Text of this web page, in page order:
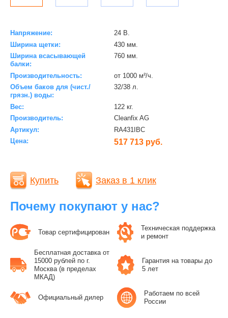
Напряжение:
24 В.
Ширина щетки:
430 мм.
Ширина всасывающей
балки:
760 мм.
Производительность:
от 1000 м²/ч.
Объем баков для (чист./
грязн.) воды:
32/38 л.
Вес:
122 кг.
Производитель:
Cleanfix AG
Артикул:
RA431IBC
Цена:
517 713 руб.
Купить Заказ в 1 клик
Почему покупают у нас?
Товар сертифицирован
Техническая поддержка
и ремонт
Бесплатная доставка от
15000 рублей по г.
Москва (в пределах
МКАД)
Гарантия на товары до
5 лет
Официальный дилер
Работаем по всей
России